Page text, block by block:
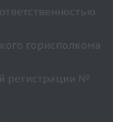
горисполкома
регистрации №